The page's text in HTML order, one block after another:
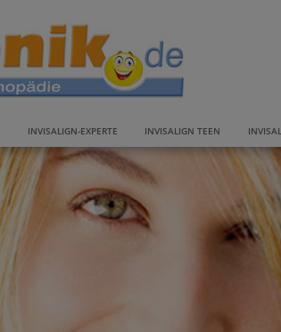
INVISALIGN-EXPERTE INVISALIGN TEEN